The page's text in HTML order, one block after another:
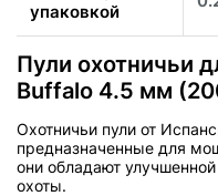
упаковкой
Пули охотничьи
Buffalo 4.5 мм
Охотничьи пули от
предназначенные для
они обладают
охоты.